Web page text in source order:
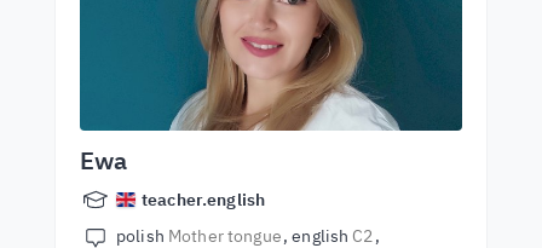
Ewa
teacher.english
polish Mother tongue english C2